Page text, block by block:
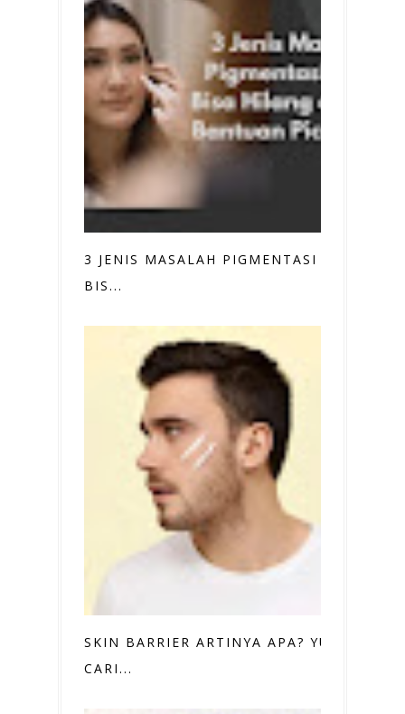
3 JENIS MASALAH PIGMENTASI YANG
BIS...
SKIN BARRIER ARTINYA APA? YUK,
CARI...